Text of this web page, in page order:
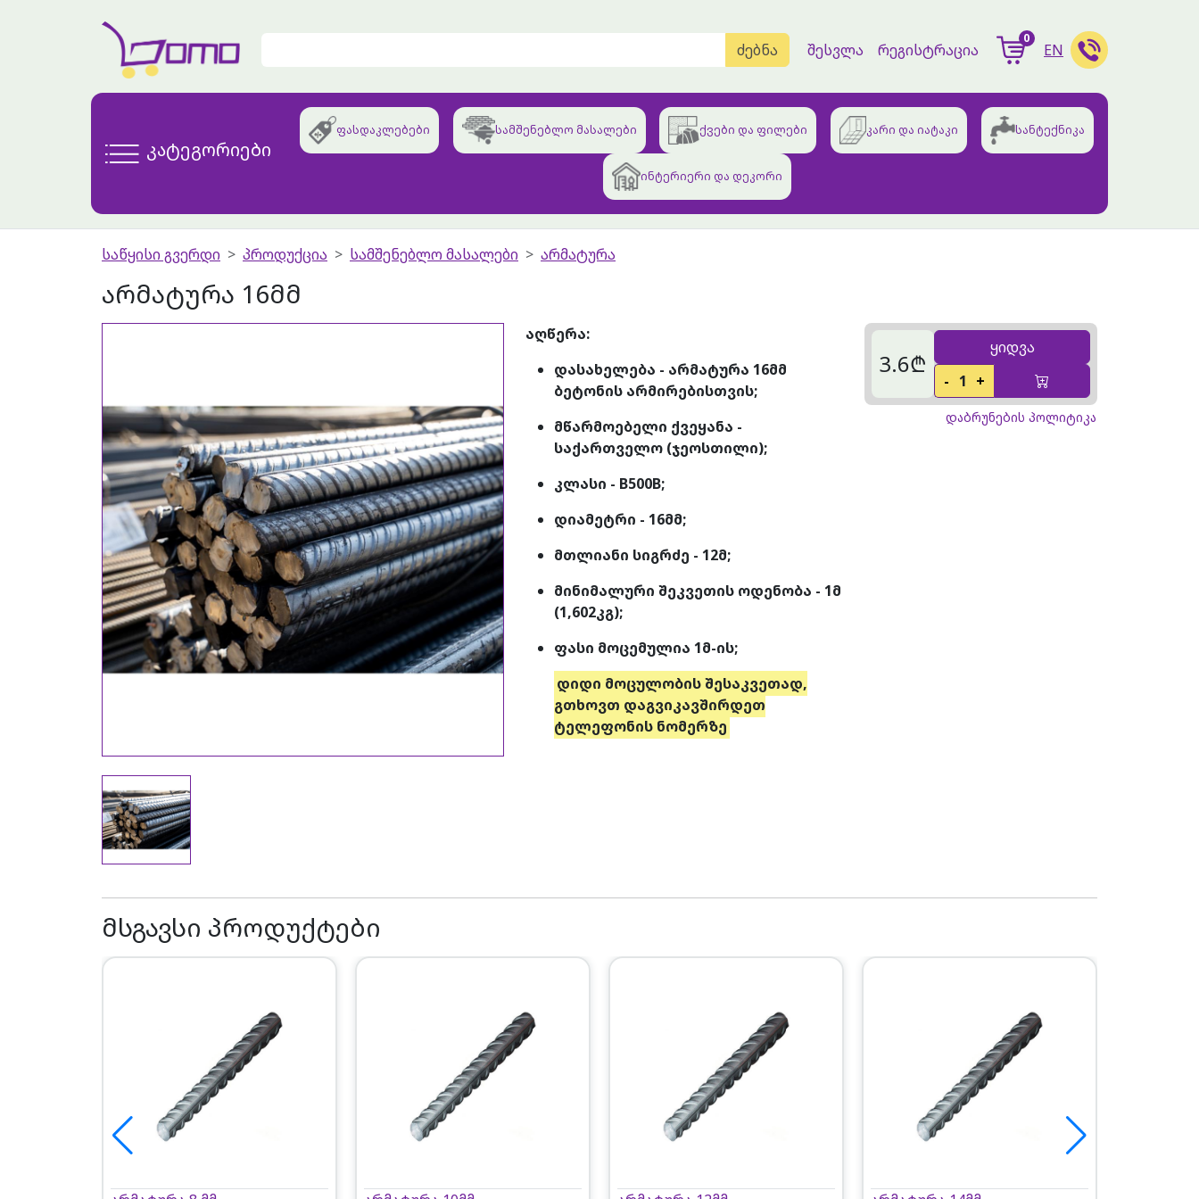
ძებნა შესვლა რეგისტრაცია
0
EN
კატეგორიები
ფასდაკლებები სამშენებლო მასალები ქვები და ფილები კარი და იატაკი სანტექნიკა
ინტერიერი და დეკორი
საწყისი გვერდი პროდუქცია სამშენებლო მასალები არმატურა
არმატურა 16მმ
აღწერა:
დასახელება - არმატურა 16მმ
ბეტონის არმირებისთვის;
მწარმოებელი ქვეყანა -
საქართველო (ჯეოსთილი);
კლასი - B500B;
დიამეტრი - 16მმ;
მთლიანი სიგრძე - 12მ;
მინიმალური შეკვეთის ოდენობა - 1მ
(1,602კგ);
ფასი მოცემულია 1მ-ის;
დიდი მოცულობის შესაკვეთად,
გთხოვთ დაგვიკავშირდეთ
ტელეფონის ნომერზე
3.6₾
ყიდვა
- 1 +
დაბრუნების პოლიტიკა
მსგავსი პროდუქტები